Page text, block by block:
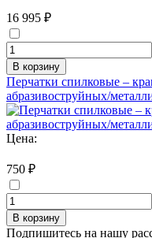
16 995 ₽
В корзину
Перчатки спилковые –
абразивоструйных/
Цена:
750 ₽
В корзину
Подпишитесь на нашу